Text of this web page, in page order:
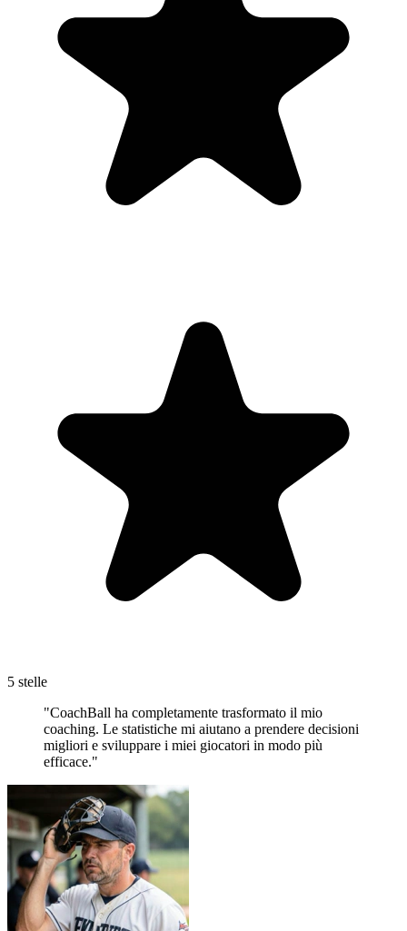
5 stelle
"CoachBall ha completamente trasformato il mio
coaching. Le statistiche mi aiutano a prendere decisioni
migliori e sviluppare i miei giocatori in modo più
efficace."